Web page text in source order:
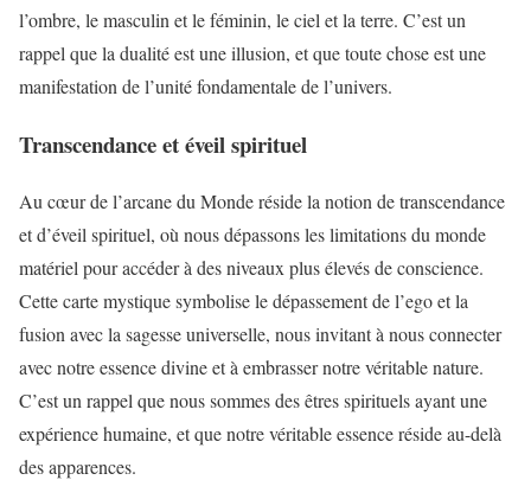
l’ombre, le masculin et le féminin, le ciel et la terre. C’est un
rappel que la dualité est une illusion, et que toute chose est une
manifestation de l’unité fondamentale de l’univers.
Transcendance et éveil spirituel
Au cœur de l’arcane du Monde réside la notion de transcendance
et d’éveil spirituel, où nous dépassons les limitations du monde
matériel pour accéder à des niveaux plus élevés de conscience.
Cette carte mystique symbolise le dépassement de l’ego et la
fusion avec la sagesse universelle, nous invitant à nous connecter
avec notre essence divine et à embrasser notre véritable nature.
C’est un rappel que nous sommes des êtres spirituels ayant une
expérience humaine, et que notre véritable essence réside au-delà
des apparences.